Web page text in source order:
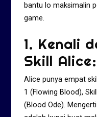
bantu lo maksimalin
game.
1. Kenali
Skill Alice:
Alice punya empat
1 (Flowing Blood),
(Blood Ode).